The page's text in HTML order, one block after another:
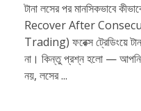
টানা লসের পর মানসিকভাবে
Recover After
Trading) ফরেক্স ট্রেডিংয়ে
না। কিন্তু প্রশ্ন হলো — আপনি
নয়, লসের ...